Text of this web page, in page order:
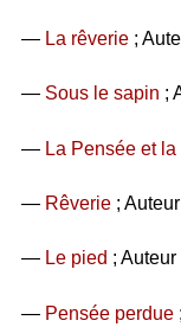
— La rêverie;
— Sous le sapin ;
— La Pensée et
— Rêverie; Auteur
— Le pied ; Auteur
— Pensée perdue